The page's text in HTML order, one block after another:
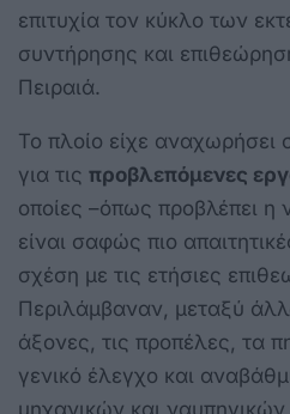
επιτυχία τον κύκλο των
συντήρησης και
Πειραιά.
Το πλοίο είχε αναχωρήσει
για τις προβλεπόμενες
οποίες –όπως προβλέπει η
είναι σαφώς πιο
σχέση με τις ετήσιες
Περιλάμβαναν, μεταξύ
άξονες, τις προπέλες, τα
γενικό έλεγχο και
μηχανικών και